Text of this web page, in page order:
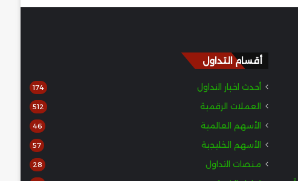
أقسام التداول
أحدث اخبار التداول 174
العملات الرقمية 512
الأسهم العالمية 46
الأسهم الخليجية 57
منصات التداول 28